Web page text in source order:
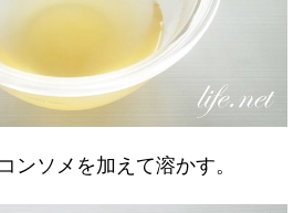
ンソメを加えて溶かす。